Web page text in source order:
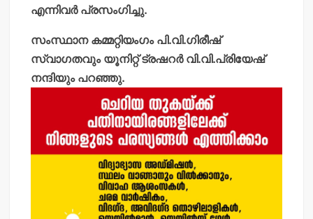
എന്നിവര്‍ പ്രസംഗിച്ചു.
സംസ്ഥാന കമ്മറ്റിയംഗം പി.വി.ഗിരീഷ്
സ്വാഗതവും യൂനിറ്റ് ട്രഷറര്‍ വി.വി.പ്രിയേഷ്
നന്ദിയും പറഞ്ഞു.